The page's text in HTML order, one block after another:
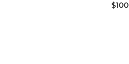
$100